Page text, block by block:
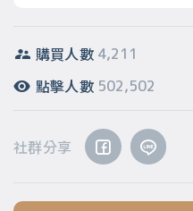
購買人數 4,211
點擊人數 502,502
社群分享